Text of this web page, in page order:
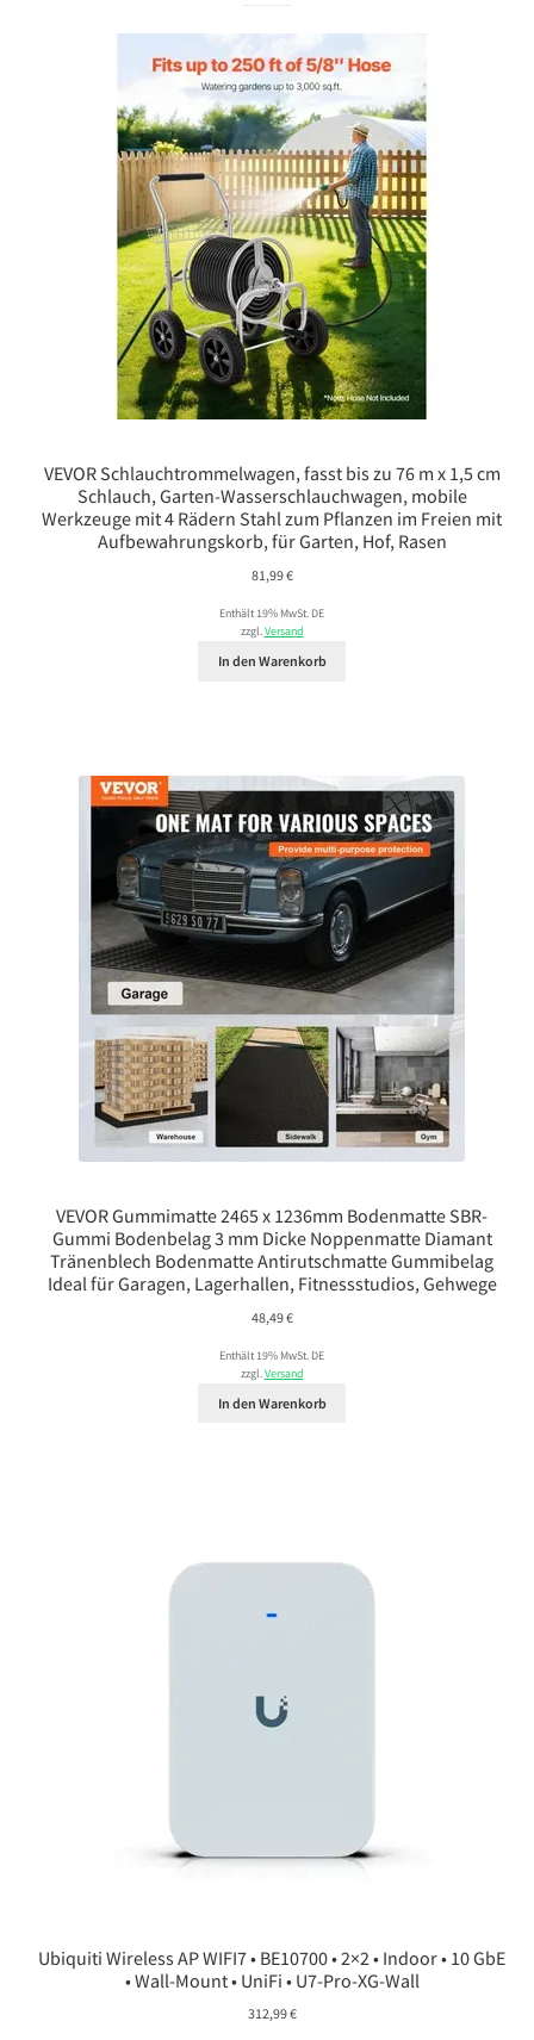
VEVOR Schlauchtrommelwagen, fasst bis zu 76 m x 1,5 cm
Schlauch, Garten-Wasserschlauchwagen, mobile
Werkzeuge mit 4 Rädern Stahl zum Pflanzen im Freien mit
Aufbewahrungskorb, für Garten, Hof, Rasen
81,99€
Enthält 19% MwSt. DE
zzgl.Versand
In den Warenkorb
VEVOR Gummimatte 2465 x 1236mm Bodenmatte SBR-
Gummi Bodenbelag 3 mm Dicke Noppenmatte Diamant
Tränenblech Bodenmatte Antirutschmatte Gummibelag
Ideal für Garagen, Lagerhallen, Fitnessstudios, Gehwege
48,49€
Enthält 19% MwSt. DE
zzgl.Versand
In den Warenkorb
Ubiquiti Wireless AP WIFI7 • BE10700 • 2×2 • Indoor • 10 GbE
• Wall-Mount • UniFi • U7-Pro-XG-Wall
312,99€